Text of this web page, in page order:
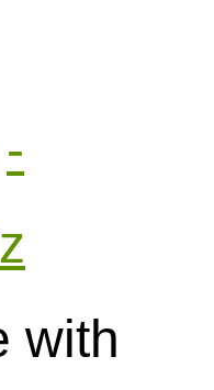
-
with